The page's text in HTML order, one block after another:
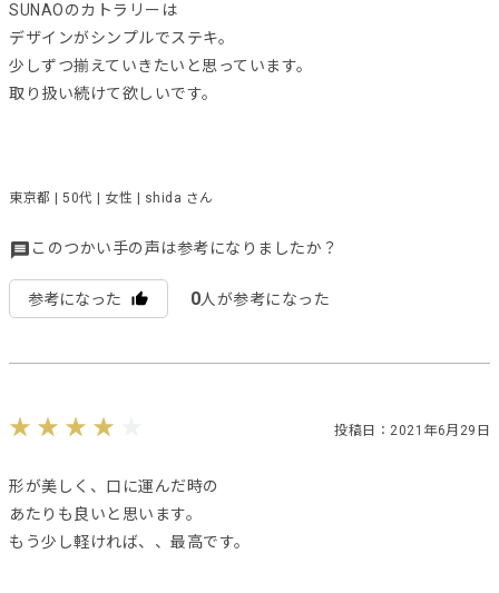
SUNAOのカトラリーは
デザインがシンプルでステキ。
少しずつ揃えていきたいと思っています。
取り扱い続けて欲しいです。
東京都 | 50代 | 女性 | shida さん
このつかい手の声は参考になりましたか？
参考になった 0人が参考になった
投稿日：2021年6月29日
形が美しく、口に運んだ時の
あたりも良いと思います。
もう少し軽ければ、、最高です。